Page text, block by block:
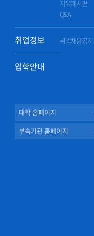
자유게시판
Q&A
취업정보 취업채용공지
입학안내
대학 홈페이지
부속기관 홈페이지